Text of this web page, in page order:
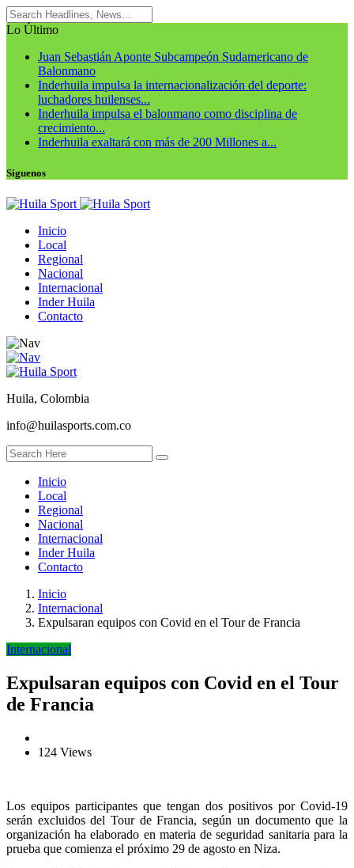
Lo Último
Juan Sebastián Aponte Subcampeón Sudamericano de
Balonmano
Inderhuila impulsa la internacionalización del deporte:
luchadores huilenses...
Inderhuila impulsa el balonmano como disciplina de
crecimiento...
Inderhuila exaltará con más de 200 Millones a...
Síguenos
Inicio
Local
Regional
Nacional
Internacional
Inder Huila
Contacto
Huila, Colombia
info@huilasports.com.co
Inicio
Local
Regional
Nacional
Internacional
Inder Huila
Contacto
Inicio
Internacional
Expulsaran equipos con Covid en el Tour de Francia
Internacional
Expulsaran equipos con Covid en el Tour
de Francia
124 Views
Los equipos participantes que tengan dos positivos por Covid-19
serán excluidos del Tour de Francia, según un documento que la
organización ha elaborado en materia de seguridad sanitaria para la
prueba que comienza el próximo 29 de agosto en Niza.